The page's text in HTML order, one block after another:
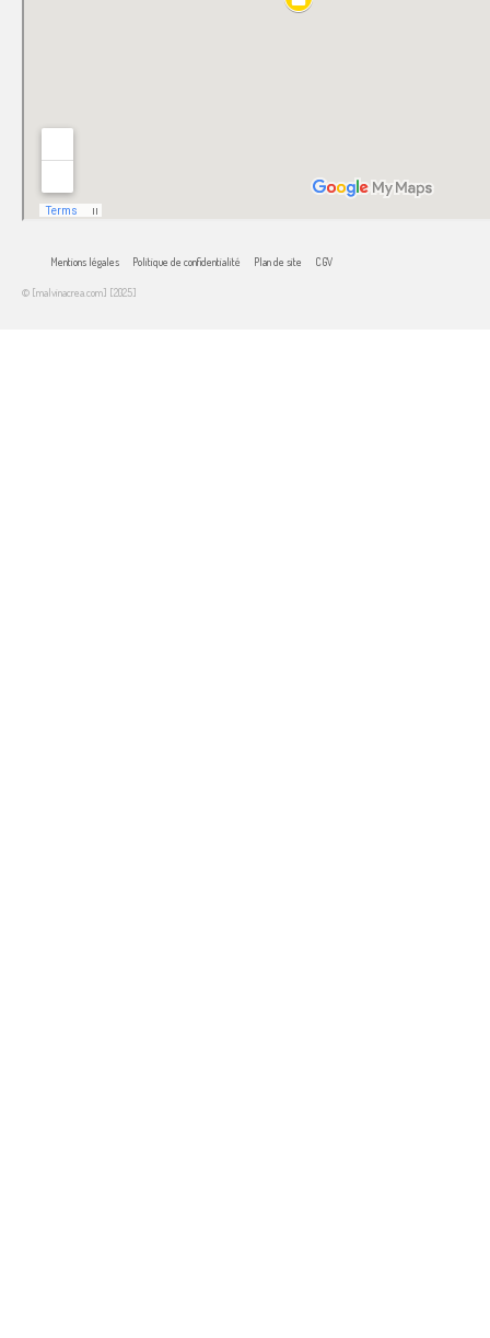
Mentions légales Politique de confidentialité Plan de site CGV
© [malvinacrea.com] [2025]